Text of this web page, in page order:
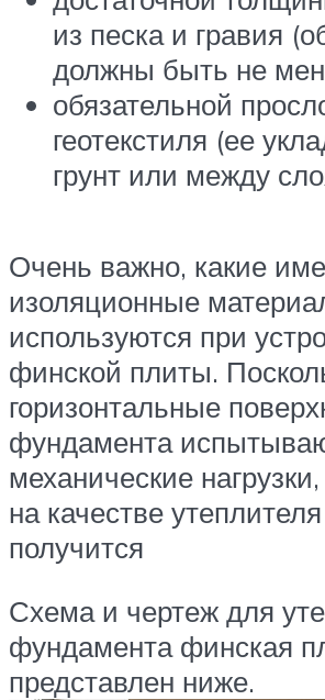
из песка и гравия
должны быть не
обязательной
геотекстиля (ее
грунт или между
Очень важно, какие
изоляционные
используются при
финской плиты.
горизонтальные
фундамента
механические
на качестве
получится
Схема и чертеж для
фундамента финская
представлен ниже.